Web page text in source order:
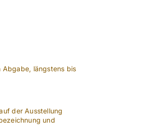
Abgabe, längstens bis
der Ausstellung
und